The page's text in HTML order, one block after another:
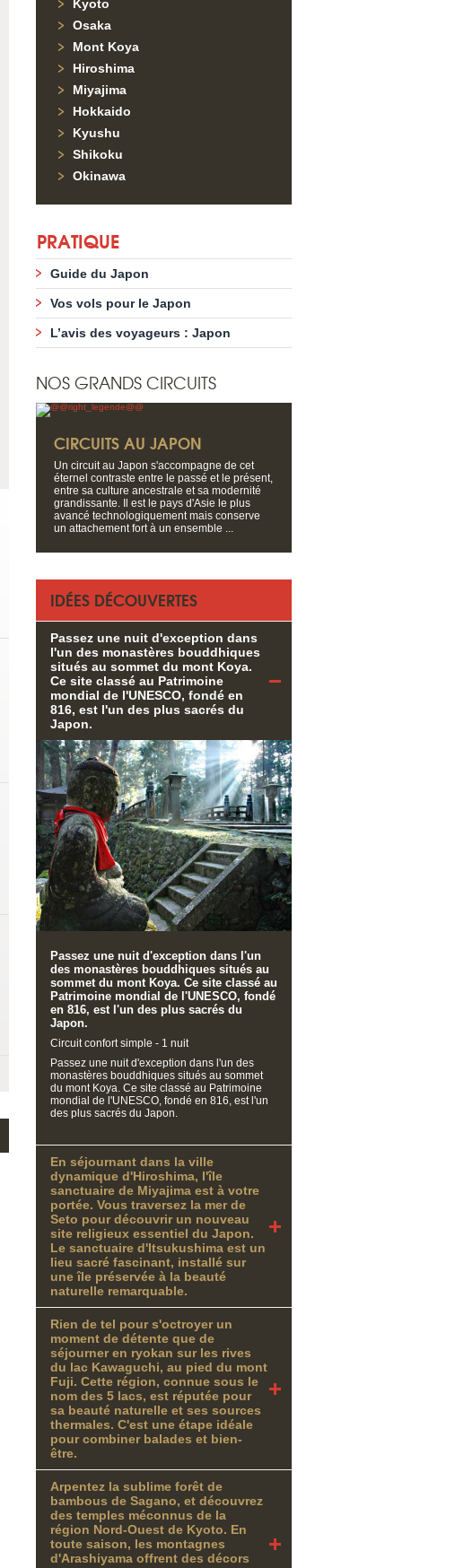
Kyoto
Osaka
Mont Koya
Hiroshima
Miyajima
Hokkaido
Kyushu
Shikoku
Okinawa
PRATIQUE
Guide du Japon
Vos vols pour le Japon
L’avis des voyageurs : Japon
NOS GRANDS CIRCUITS
CIRCUITS AU JAPON
Un circuit au Japon s'accompagne de cet
éternel contraste entre le passé et le présent,
entre sa culture ancestrale et sa modernité
grandissante. Il est le pays d'Asie le plus
avancé technologiquement mais conserve
un attachement fort à un ensemble ...
IDÉES DÉCOUVERTES
Passez une nuit d'exception dans
l'un des monastères bouddhiques
situés au sommet du mont Koya.
Ce site classé au Patrimoine
mondial de l'UNESCO, fondé en
816, est l'un des plus sacrés du
Japon.
Passez une nuit d'exception dans l'un
des monastères bouddhiques situés au
sommet du mont Koya. Ce site classé au
Patrimoine mondial de l'UNESCO, fondé
en 816, est l'un des plus sacrés du
Japon.
Circuit confort simple - 1 nuit
Passez une nuit d'exception dans l'un des
monastères bouddhiques situés au sommet
du mont Koya. Ce site classé au Patrimoine
mondial de l'UNESCO, fondé en 816, est l'un
des plus sacrés du Japon.
En séjournant dans la ville
dynamique d'Hiroshima, l'île
sanctuaire de Miyajima est à votre
portée. Vous traversez la mer de
Seto pour découvrir un nouveau
site religieux essentiel du Japon.
Le sanctuaire d'Itsukushima est un
lieu sacré fascinant, installé sur
une île préservée à la beauté
naturelle remarquable.
Rien de tel pour s'octroyer un
moment de détente que de
séjourner en ryokan sur les rives
du lac Kawaguchi, au pied du mont
Fuji. Cette région, connue sous le
nom des 5 lacs, est réputée pour
sa beauté naturelle et ses sources
thermales. C'est une étape idéale
pour combiner balades et bien-
être.
Arpentez la sublime forêt de
bambous de Sagano, et découvrez
des temples méconnus de la
région Nord-Ouest de Kyoto. En
toute saison, les montagnes
d'Arashiyama offrent des décors